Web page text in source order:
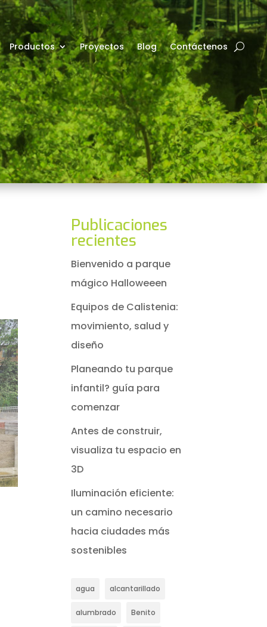
Productos Proyectos Blog Contáctenos
Publicaciones
recientes
Bienvenido a parque
mágico Halloweeen
Equipos de Calistenia:
movimiento, salud y
diseño
Planeando tu parque
infantil? guía para
comenzar
Antes de construir,
visualiza tu espacio en
3D
Iluminación eficiente:
un camino necesario
hacia ciudades más
sostenibles
agua alcantarillado
alumbrado Benito